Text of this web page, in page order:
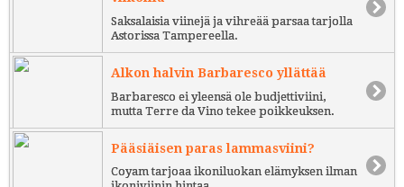
Saksalaisia viinejä ja vihreää parsaa tarjolla
Astorissa Tampereella.
Alkon halvin Barbaresco yllättää
Barbaresco ei yleensä ole budjettiviini,
mutta Terre da Vino tekee poikkeuksen.
Pääsiäisen paras lammasviini?
Coyam tarjoaa ikoniluokan elämyksen ilman